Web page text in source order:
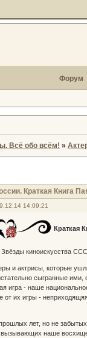
Форум
Всё обо всём! »
Краткая Книга
14:09:21
Краткая
киноискусства
и актрисы, которые
сыгранные ими,
игра - наше
от их игры -
лет, но не забытых
наше